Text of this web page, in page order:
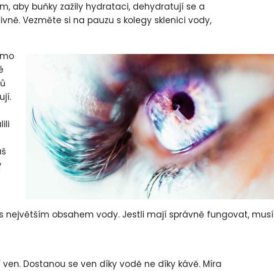
aby buňky zažily hydrataci, dehydratují se a
Vezměte si na pauzu s kolegy sklenici vody,
největším obsahem vody. Jestli mají správně fungovat, musí
Dostanou se ven díky vodě ne díky kávě. Míra